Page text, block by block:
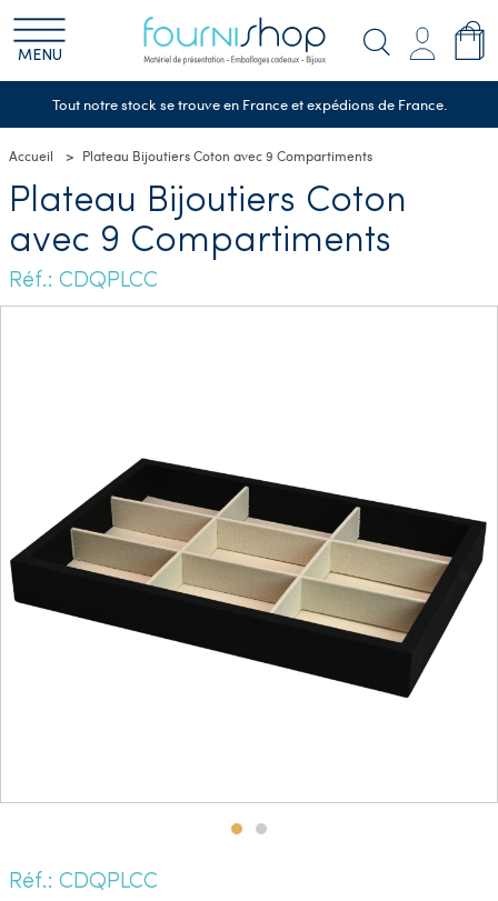
MENU
Tout notre stock se trouve en France et expédions de France.
Accueil Plateau Bijoutiers Coton avec 9 Compartiments
Plateau Bijoutiers Coton
avec 9 Compartiments
Réf.: CDQPLCC
Réf.: CDQPLCC